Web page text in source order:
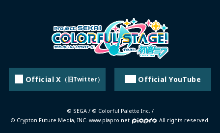
Official X （旧Twitter） Official YouTube
© SEGA / © Colorful Palette Inc. /
© Crypton Future Media, INC. www.piapro.net
All rights reserved.